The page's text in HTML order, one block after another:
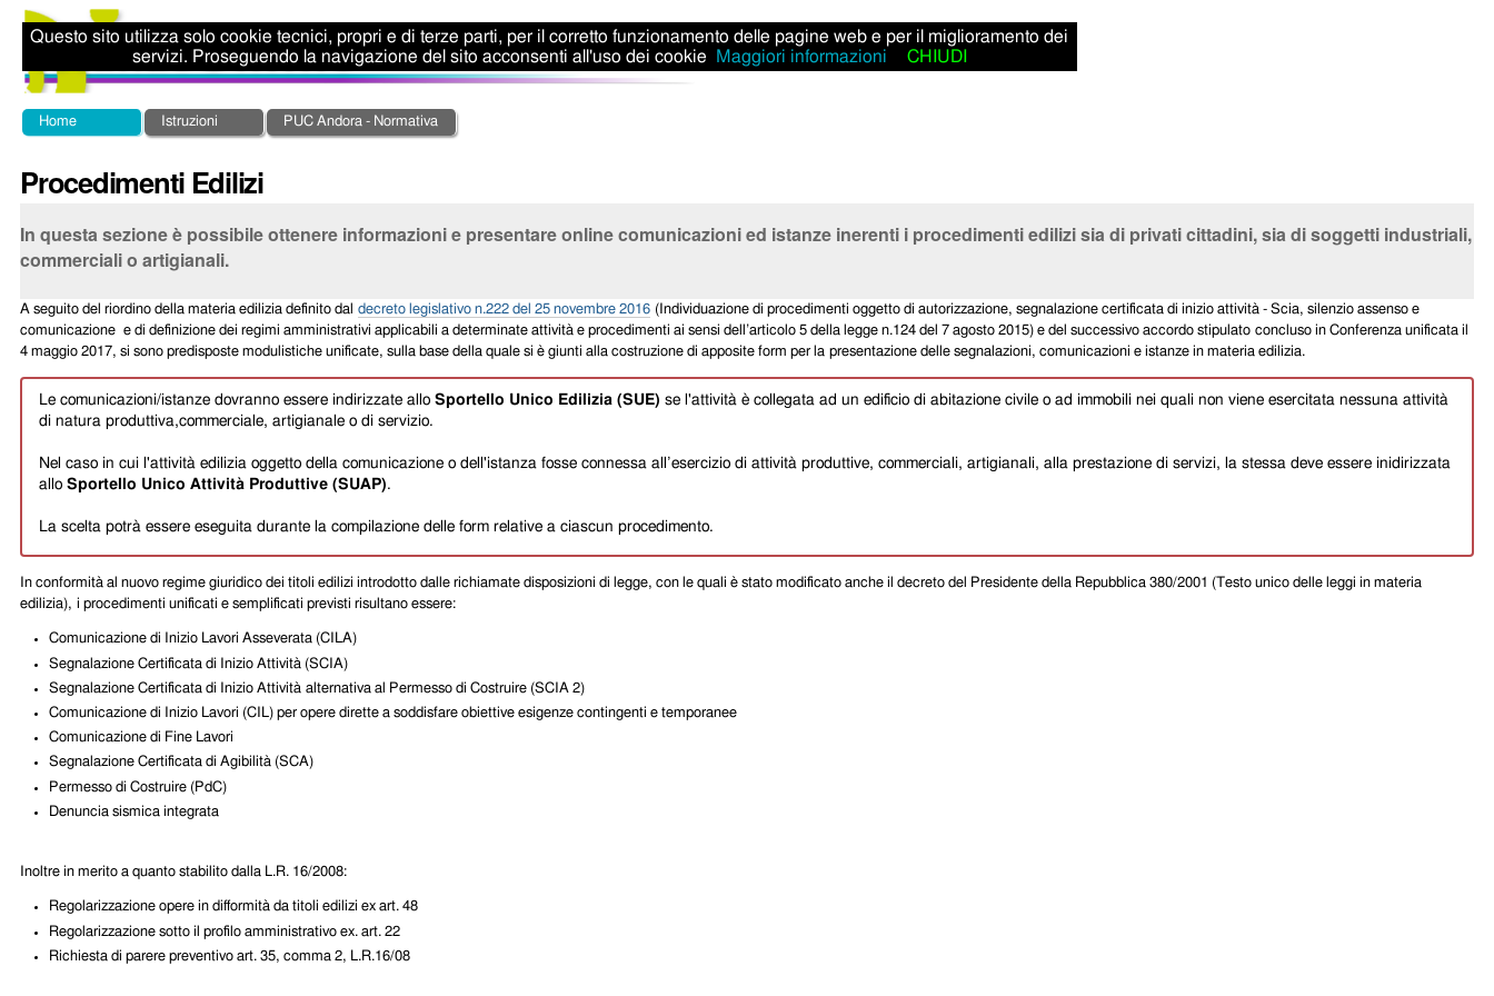
Salta
ai
contenuti.
Salta
alla
navigazione
Strumenti
personali
Sezioni
Home Istruzioni PUC Andora - Normativa
Procedimenti Edilizi
In questa sezione è possibile ottenere informazioni e presentare online comunicazioni ed istanze inerenti i procedimenti edilizi sia di privati cittadini, sia di soggetti industriali,
commerciali o artigianali.
A seguito del riordino della materia edilizia definito daldecreto legislativo n.222 del 25 novembre 2016 (Individuazione di procedimenti oggetto di autorizzazione, segnalazione certificata di inizio attività - Scia, silenzio assenso e
comunicazione e di definizione dei regimi amministrativi applicabili a determinate attività e procedimenti ai sensi dell’articolo 5 della legge n.124 del 7 agosto 2015) e del successivo accordo stipulatoconcluso in Conferenza unificata il
4 maggio 2017, si sono predisposte modulistiche unificate, sulla base della quale si è giunti alla costruzione di apposite form per lapresentazione delle segnalazioni, comunicazioni e istanze in materia edilizia.
Le comunicazioni/istanze dovranno essere indirizzate alloSportello Unico Edilizia (SUE) se l'attività è collegata ad un edificio di abitazione civile o ad immobili nei quali non viene esercitata nessuna attività
di natura produttiva,commerciale, artigianale o di servizio.
Nel caso in cui l'attività edilizia oggetto della comunicazione o dell'istanza fosse connessa all’esercizio di attività produttive, commerciali, artigianali, alla prestazione di servizi, la stessa deve essere inidirizzata
alloSportello Unico Attività Produttive (SUAP).
La scelta potrà essere eseguita durante la compilazione delle form relative a ciascun procedimento.
In conformità al nuovo regime giuridico dei titoli edilizi introdotto dalle richiamate disposizioni di legge, con le quali è stato modificato anche il decreto del Presidente della Repubblica 380/2001 (Testo unico delle leggi in materia
edilizia),i procedimenti unificati e semplificati previsti risultano essere:
Comunicazione di Inizio Lavori Asseverata (CILA)
Segnalazione Certificata di Inizio Attività (SCIA)
Segnalazione Certificata di Inizio Attivitàalternativa al Permesso di Costruire (SCIA 2)
Comunicazione di Inizio Lavori (CIL) per opere dirette a soddisfare obiettive esigenze contingenti e temporanee
Comunicazione di Fine Lavori
Segnalazione Certificata di Agibilità (SCA)
Permesso di Costruire (PdC)
Denuncia sismica integrata
Inoltre in merito a quanto stabilito dalla L.R. 16/2008:
Regolarizzazione opere in difformità da titoli edilizi ex art. 48
Regolarizzazione sotto il profilo amministrativo ex. art. 22
Richiesta di parere preventivo art. 35, comma 2, L.R.16/08
Questo sito utilizza solo cookie tecnici, propri e di terze parti, per il corretto funzionamento delle pagine web e per il miglioramento dei
servizi. Proseguendo la navigazione del sito acconsenti all'uso dei cookie
Maggiori informazioni CHIUDI